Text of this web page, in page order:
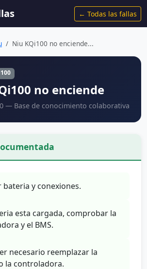
← Todas las fallas
Niu KQi100 no enciende...
no enciende
— Base de conocimiento colaborativa
bateria y conexiones.
esta cargada, comprobar la
y el BMS.
necesario reemplazar la
la controladora.